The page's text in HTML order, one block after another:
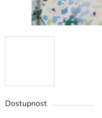
Dostupnost